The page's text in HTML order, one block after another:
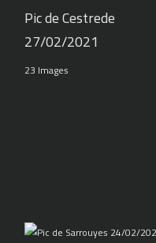
Pic de Cestrede
27/02/2021
23 Images